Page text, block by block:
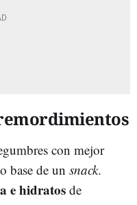
con mejor
base de un snack.
e hidratos de